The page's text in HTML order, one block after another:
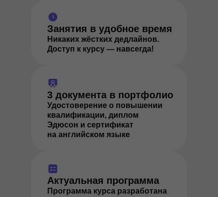
Занятия в удобное время
Никаких жёстких дедлайнов.
Доступ к курсу — навсегда!
3 документа в портфолио
Удостоверение о повышении
квалификации, диплом
Эдюсон и сертификат
на английском языке
Актуальная программа
Программа курса разработана